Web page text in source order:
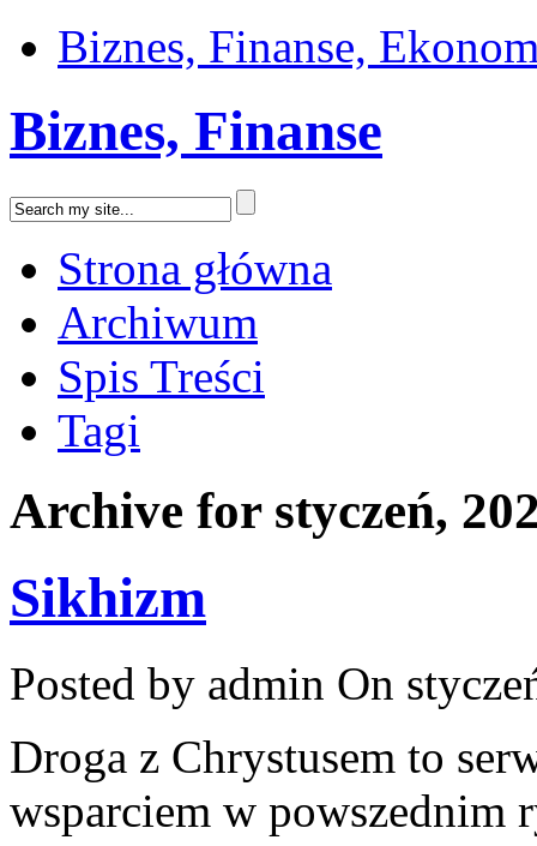
Biznes, Finanse,
Biznes, Finanse
Strona główna
Archiwum
Spis Treści
Tagi
Archive for styczeń,
Sikhizm
Posted by admin On
Droga z Chrystusem to
wsparciem w powszednim